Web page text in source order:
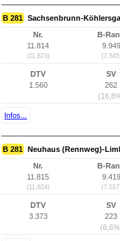
B 281 Sachsenbrunn-
Nr.
11.814
(11.823)
B-
9.949
DTV
1.560
SV
262
Infos...
B 281 Neuhaus (Rennweg)-
Nr.
11.815
(11.824)
B-
9.419
DTV
3.373
SV
223